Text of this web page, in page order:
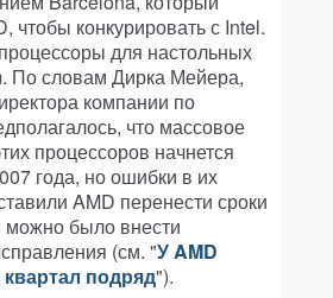
чтобы конкурировать с Intel.
для настольных
По словам Дирка Мейера,
компании по
что массовое
процессоров начнется
года, но ошибки в их
AMD перенести сроки
можно было внести
(см. "У AMD
подряд").